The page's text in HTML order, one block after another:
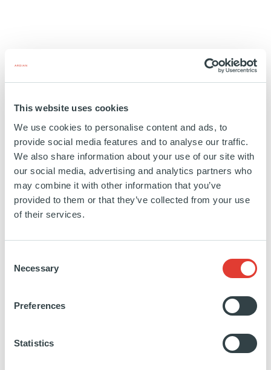
This website uses cookies
We use cookies to personalise content and ads, to
provide social media features and to analyse our traffic.
We also share information about your use of our site with
our social media, advertising and analytics partners who
may combine it with other information that you’ve
provided to them or that they’ve collected from your use
of their services.
Selection
Necessary
Preferences
Statistics
ARDIAN WOMEN : PORTER LA
VOIX DES FEMMES DANS LE
CAPITAL-INVESTISSEMENT
Bien que le nombre de femmes dans le secteur du
capital-investissement soit en augmentation, la parité
réelle reste encore à atteindre.
Ardian Women existe pour accélérer les progrès à
tous les échelons de l’entreprise et créer les
aussi facilement que les hommes dans notre secteur.
Découvrez en plus avec Stéphanie Grace, Directrice
Présidente d'Ardian Women, et Nadine Zariffa,
Millennial Executive Committee et Senior Investment